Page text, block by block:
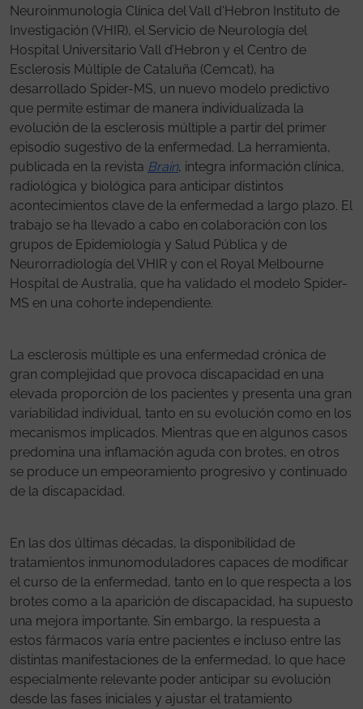
Neuroinmunología Clínica del Vall d'Hebron Instituto de
Investigación (VHIR), el Servicio de Neurología del
Hospital Universitario Vall d’Hebron y el Centro de
Esclerosis Múltiple de Cataluña (Cemcat), ha
desarrollado Spider-MS, un nuevo modelo predictivo
que permite estimar de manera individualizada la
evolución de la esclerosis múltiple a partir del primer
episodio sugestivo de la enfermedad. La herramienta,
publicada en la revista Brain, integra información clínica,
radiológica y biológica para anticipar distintos
acontecimientos clave de la enfermedad a largo plazo. El
trabajo se ha llevado a cabo en colaboración con los
grupos de Epidemiología y Salud Pública y de
Neurorradiología del VHIR y con el Royal Melbourne
Hospital de Australia, que ha validado el modelo Spider-
MS en una cohorte independiente.
La esclerosis múltiple es una enfermedad crónica de
gran complejidad que provoca discapacidad en una
elevada proporción de los pacientes y presenta una gran
variabilidad individual, tanto en su evolución como en los
mecanismos implicados. Mientras que en algunos casos
predomina una inflamación aguda con brotes, en otros
se produce un empeoramiento progresivo y continuado
de la discapacidad.
En las dos últimas décadas, la disponibilidad de
tratamientos inmunomoduladores capaces de modificar
el curso de la enfermedad, tanto en lo que respecta a los
brotes como a la aparición de discapacidad, ha supuesto
una mejora importante. Sin embargo, la respuesta a
estos fármacos varía entre pacientes e incluso entre las
distintas manifestaciones de la enfermedad, lo que hace
especialmente relevante poder anticipar su evolución
desde las fases iniciales y ajustar el tratamiento